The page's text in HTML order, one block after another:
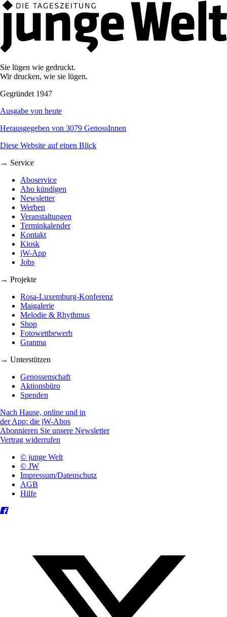
Sie lügen wie gedruckt.
Wir drucken, wie sie lügen.
Gegründet 1947
Ausgabe von heute
Herausgegeben von 3079 GenossInnen
Diese Website auf einen Blick
→ Service
Aboservice
Abo kündigen
Newsletter
Werben
Veranstaltungen
Terminkalender
Kontakt
Kiosk
jW-App
Jobs
→ Projekte
Rosa-Luxemburg-Konferenz
Maigalerie
Melodie & Rhythmus
Shop
Fotowettbewerb
Granma
→ Unterstützen
Genossenschaft
Aktionsbüro
Spenden
Nach Hause, online und in
der App: die jW-Abos
Abonnieren Sie unsere Newsletter
Vertrag widerrufen
© junge Welt
© JW
Impressum/Datenschutz
AGB
Hilfe